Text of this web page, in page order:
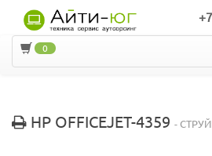
0
HP OFFICEJET-4359 -